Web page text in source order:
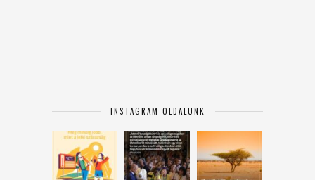
INSTAGRAM OLDALUNK